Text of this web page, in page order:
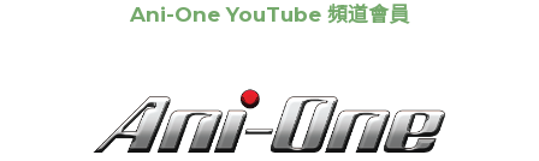
Ani-One YouTube 頻道會員